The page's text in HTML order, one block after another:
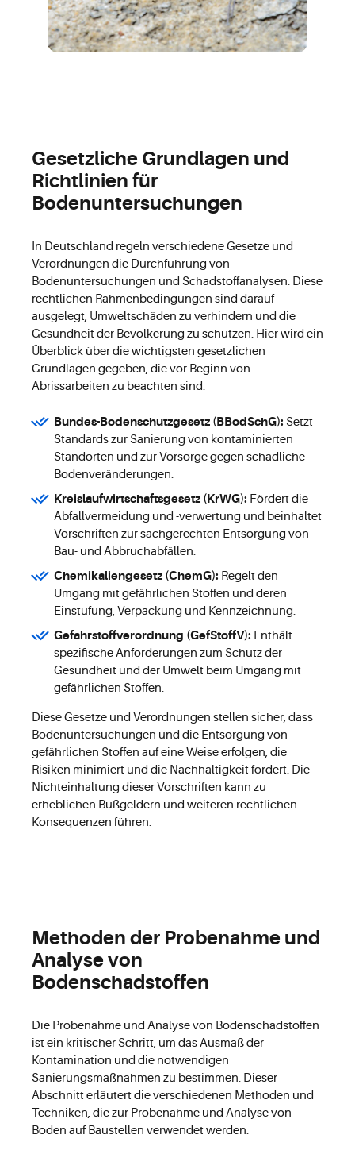
Gesetzliche Grundlagen und
Richtlinien für
Bodenuntersuchungen
In Deutschland regeln verschiedene Gesetze und
Verordnungen die Durchführung von
Bodenuntersuchungen und Schadstoffanalysen. Diese
rechtlichen Rahmenbedingungen sind darauf
ausgelegt, Umweltschäden zu verhindern und die
Gesundheit der Bevölkerung zu schützen. Hier wird ein
Überblick über die wichtigsten gesetzlichen
Grundlagen gegeben, die vor Beginn von
Abrissarbeiten zu beachten sind.
Bundes-Bodenschutzgesetz (BBodSchG): Setzt
Standards zur Sanierung von kontaminierten
Standorten und zur Vorsorge gegen schädliche
Bodenveränderungen.
Kreislaufwirtschaftsgesetz (KrWG): Fördert die
Abfallvermeidung und -verwertung und beinhaltet
Vorschriften zur sachgerechten Entsorgung von
Bau- und Abbruchabfällen.
Chemikaliengesetz (ChemG): Regelt den
Umgang mit gefährlichen Stoffen und deren
Einstufung, Verpackung und Kennzeichnung.
Gefahrstoffverordnung (GefStoffV): Enthält
spezifische Anforderungen zum Schutz der
Gesundheit und der Umwelt beim Umgang mit
gefährlichen Stoffen.
Diese Gesetze und Verordnungen stellen sicher, dass
Bodenuntersuchungen und die Entsorgung von
gefährlichen Stoffen auf eine Weise erfolgen, die
Risiken minimiert und die Nachhaltigkeit fördert. Die
Nichteinhaltung dieser Vorschriften kann zu
erheblichen Bußgeldern und weiteren rechtlichen
Konsequenzen führen.
Methoden der Probenahme und
Analyse von
Bodenschadstoffen
Die Probenahme und Analyse von Bodenschadstoffen
ist ein kritischer Schritt, um das Ausmaß der
Kontamination und die notwendigen
Sanierungsmaßnahmen zu bestimmen. Dieser
Abschnitt erläutert die verschiedenen Methoden und
Techniken, die zur Probenahme und Analyse von
Boden auf Baustellen verwendet werden.